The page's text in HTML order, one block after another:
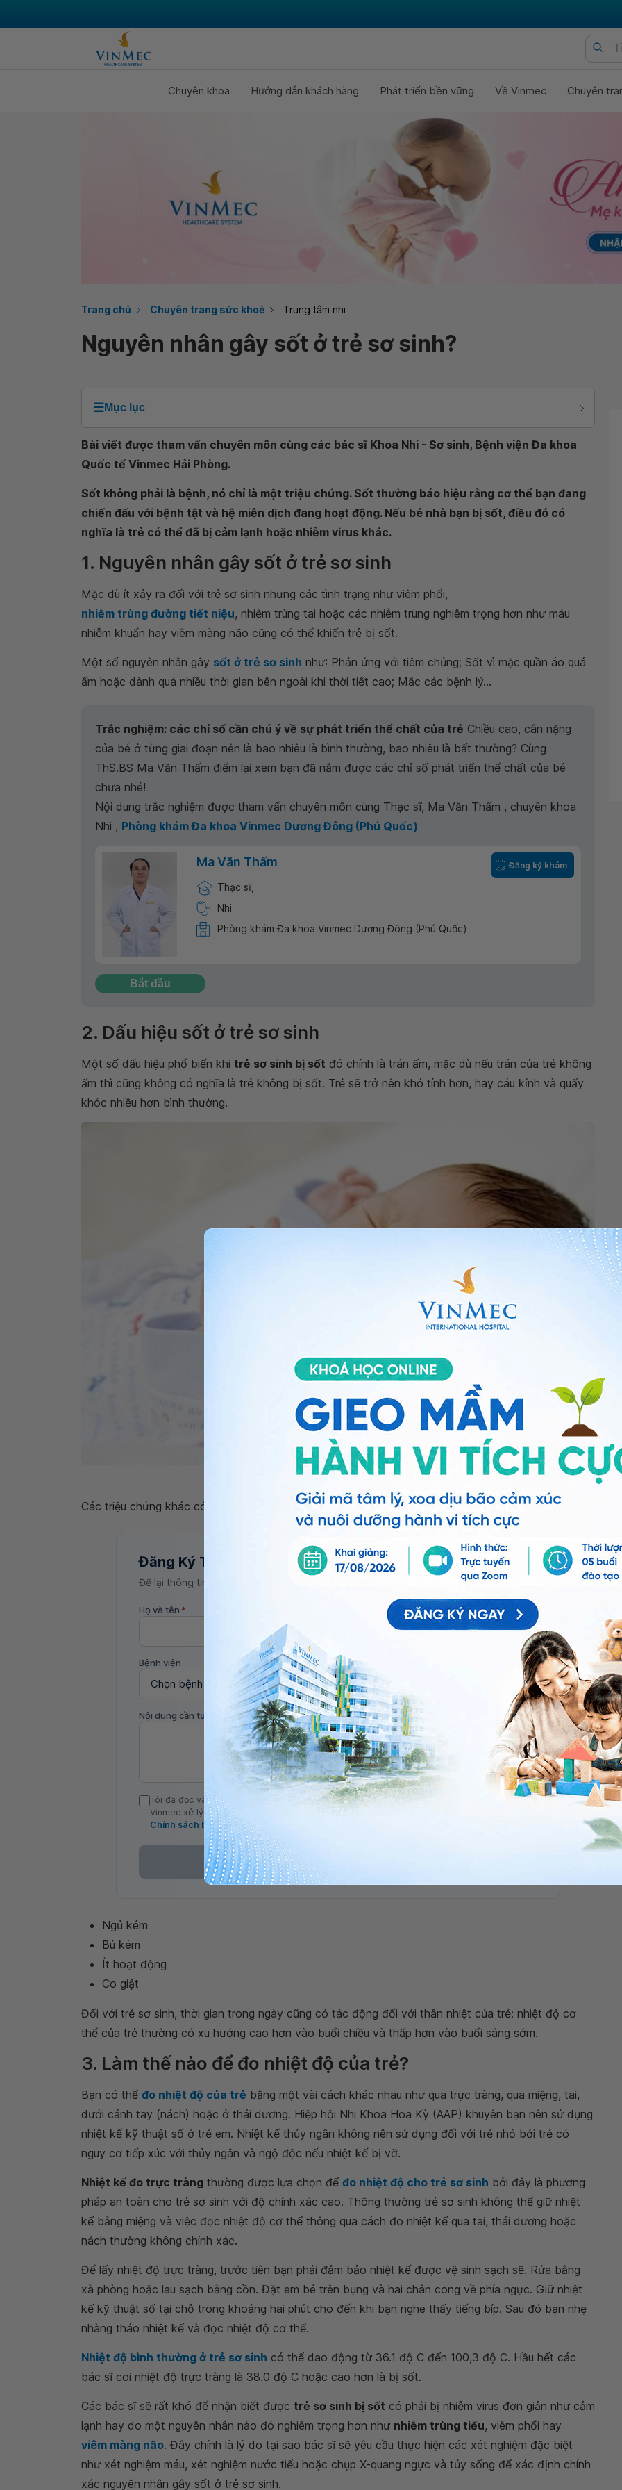
Chuyên khoa Hướng dẫn khách hàng Phát triển bền vững Về Vinmec Chuyên
Trang chủ Chuyên trang sức khoẻ Trung tâm nhi
Nguyên nhân gây sốt ở trẻ sơ sinh?
☰Mục lục
Bài viết được tham vấn chuyên môn cùng các bác sĩ Khoa Nhi - Sơ sinh, Bệnh viện Đa khoa
Quốc tế Vinmec Hải Phòng.
Sốt không phải là bệnh, nó chỉ là một triệu chứng. Sốt thường báo hiệu rằng cơ thể bạn đang
chiến đấu với bệnh tật và hệ miễn dịch đang hoạt động. Nếu bé nhà bạn bị sốt, điều đó có
nghĩa là trẻ có thể đã bị cảm lạnh hoặc nhiễm virus khác.
1. Nguyên nhân gây sốt ở trẻ sơ sinh
Mặc dù ít xảy ra đối với trẻ sơ sinh nhưng các tình trạng như viêm phổi,
nhiễm trùng đường tiết niệu, nhiễm trùng tai hoặc các nhiễm trùng nghiêm trọng hơn như máu
nhiễm khuẩn hay viêm màng não cũng có thể khiến trẻ bị sốt.
Một số nguyên nhân gây sốt ở trẻ sơ sinh như: Phản ứng với tiêm chủng; Sốt vì mặc quần áo quá
ấm hoặc dành quá nhiều thời gian bên ngoài khi thời tiết cao; Mắc các bệnh lý...
Trắc nghiệm: các chỉ số cần chú ý về sự phát triển thể chất của trẻ Chiều cao, cân nặng
của bé ở từng giai đoạn nên là bao nhiêu là bình thường, bao nhiêu là bất thường? Cùng
ThS.BS Ma Văn Thấm điểm lại xem bạn đã nắm được các chỉ số phát triển thể chất của bé
chưa nhé!
Nội dung trắc nghiệm được tham vấn chuyên môn cùng Thạc sĩ, Ma Văn Thấm , chuyên khoa
Nhi , Phòng khám Đa khoa Vinmec Dương Đông (Phú Quốc)
Ma Văn Thấm
Thạc sĩ,
Nhi
Phòng khám Đa khoa Vinmec Dương Đông (Phú Quốc)
Đăng ký khám
Bắt đầu
2. Dấu hiệu sốt ở trẻ sơ sinh
Một số dấu hiệu phổ biến khi trẻ sơ sinh bị sốt đó chính là trán ấm, mặc dù nếu trán của trẻ không
ấm thì cũng không có nghĩa là trẻ không bị sốt. Trẻ sẽ trở nên khó tính hơn, hay cáu kỉnh và quấy
khóc nhiều hơn bình thường.
Khi bị sốt, trẻ thường ăn ngủ kém hơn bình thường
Các triệu chứng khác có liên quan đến trẻ sơ sinh bị sốtnhư:
Đăng Ký Tư Vấn
Để lại thông tin, bác sĩ Vinmec sẽ liên hệ tư vấn trong 24 giờ.
Họ và tên * Số điện thoại *
Bệnh viện
Nội dung cần tư vấn
Tôi đã đọc và đồng ý với Chính sách bảo vệ dữ liệu cá nhân của Vinmec và chấp thuận để
Vinmec xử lý DLCN của tôi theo quy định của pháp luật về bảo vệ DLCN.
Chính sách bảo mật
Ngủ kém
Bú kém
Ít hoạt động
Co giật
Đối với trẻ sơ sinh, thời gian trong ngày cũng có tác động đối với thân nhiệt của trẻ: nhiệt độ cơ
thể của trẻ thường có xu hướng cao hơn vào buổi chiều và thấp hơn vào buổi sáng sớm.
3. Làm thế nào để đo nhiệt độ của trẻ?
Bạn có thể đo nhiệt độ của trẻ bằng một vài cách khác nhau như qua trực tràng, qua miệng, tai,
dưới cánh tay (nách) hoặc ở thái dương. Hiệp hội Nhi Khoa Hoa Kỳ (AAP) khuyên bạn nên sử dụng
nhiệt kế kỹ thuật số ở trẻ em. Nhiệt kế thủy ngân không nên sử dụng đối với trẻ nhỏ bởi trẻ có
nguy cơ tiếp xúc với thủy ngân và ngộ độc nếu nhiệt kế bị vỡ.
Nhiệt kế đo trực tràng thường được lựa chọn để đo nhiệt độ cho trẻ sơ sinh bởi đây là phương
pháp an toàn cho trẻ sơ sinh với độ chính xác cao. Thông thường trẻ sơ sinh không thể giữ nhiệt
kế bằng miệng và việc đọc nhiệt độ cơ thể thông qua cách đo nhiệt kế qua tai, thái dương hoặc
nách thường không chính xác.
Để lấy nhiệt độ trực tràng, trước tiên bạn phải đảm bảo nhiệt kế được vệ sinh sạch sẽ. Rửa bằng
xà phòng hoặc lau sạch bằng cồn. Đặt em bé trên bụng và hai chân cong về phía ngực. Giữ nhiệt
kế kỹ thuật số tại chỗ trong khoảng hai phút cho đến khi bạn nghe thấy tiếng bíp. Sau đó bạn nhẹ
nhàng tháo nhiệt kế và đọc nhiệt độ cơ thể.
Nhiệt độ bình thường ở trẻ sơ sinh có thể dao động từ 36.1 độ C đến 100,3 độ C. Hầu hết các
bác sĩ coi nhiệt độ trực tràng là 38.0 độ C hoặc cao hơn là bị sốt.
Các bác sĩ sẽ rất khó để nhận biết được trẻ sơ sinh bị sốt có phải bị nhiễm virus đơn giản như cảm
lạnh hay do một nguyên nhân nào đó nghiêm trọng hơn như nhiễm trùng tiểu, viêm phổi hay
viêm màng não. Đây chính là lý do tại sao bác sĩ sẽ yêu cầu thực hiện các xét nghiệm đặc biệt
như xét nghiệm máu, xét nghiệm nước tiểu hoặc chụp X-quang ngực và tủy sống để xác định chính
xác nguyên nhân gây sốt ở trẻ sơ sinh.